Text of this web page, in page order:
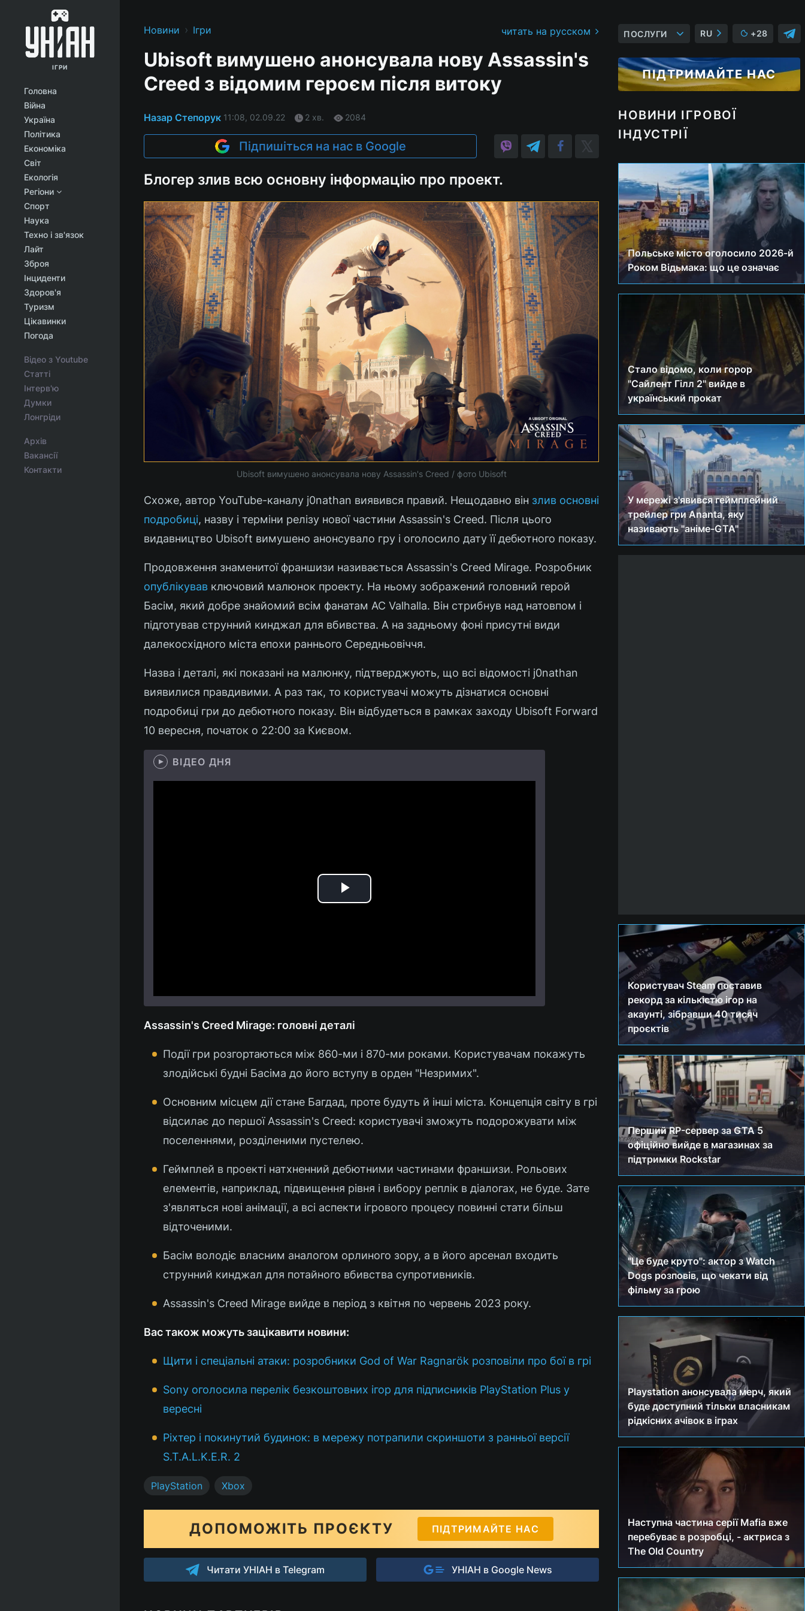
ІГРИ
Головна
Війна
Україна
Політика
Економіка
Світ
Екологія
Регіони
Спорт
Наука
Техно і зв'язок
Лайт
Зброя
Інциденти
Здоров'я
Туризм
Цікавинки
Погода
Відео з Youtube
Статті
Інтерв'ю
Думки
Лонгріди
Архів
Вакансії
Контакти
Новини › Ігри читать на русском
Ubisoft вимушено анонсувала нову Assassin's
Creed з відомим героєм після витоку
Назар Степорук 11:08, 02.09.22 2 хв. 2084
Підпишіться на нас в Google
Блогер злив всю основну інформацію про проект.
Ubisoft вимушено анонсувала нову Assassin's Creed / фото Ubisoft
Схоже, автор YouTube-каналу j0nathan виявився правий. Нещодавно він злив основні
подробиці, назву і терміни релізу нової частини Assassin's Creed. Після цього
видавництво Ubisoft вимушено анонсувало гру і оголосило дату її дебютного показу.
Продовження знаменитої франшизи називається Assassin's Creed Mirage. Розробник
опублікував ключовий малюнок проекту. На ньому зображений головний герой
Басім, який добре знайомий всім фанатам AC Valhalla. Він стрибнув над натовпом і
підготував струнний кинджал для вбивства. А на задньому фоні присутні види
далекосхідного міста епохи раннього Середньовіччя.
Назва і деталі, які показані на малюнку, підтверджують, що всі відомості j0nathan
виявилися правдивими. А раз так, то користувачі можуть дізнатися основні
подробиці гри до дебютного показу. Він відбудеться в рамках заходу Ubisoft Forward
10 вересня, початок о 22:00 за Києвом.
ВІДЕО ДНЯ
Play
Assassin's Creed Mirage: головні деталі
Події гри розгортаються між 860-ми і 870-ми роками. Користувачам покажуть
злодійські будні Басіма до його вступу в орден "Незримих".
Основним місцем дії стане Багдад, проте будуть й інші міста. Концепція світу в грі
відсилає до першої Assassin's Creed: користувачі зможуть подорожувати між
поселеннями, розділеними пустелею.
Геймплей в проекті натхненний дебютними частинами франшизи. Рольових
елементів, наприклад, підвищення рівня і вибору реплік в діалогах, не буде. Зате
з'являться нові анімації, а всі аспекти ігрового процесу повинні стати більш
відточеними.
Басім володіє власним аналогом орлиного зору, а в його арсенал входить
струнний кинджал для потайного вбивства супротивників.
Assassin's Creed Mirage вийде в період з квітня по червень 2023 року.
Вас також можуть зацікавити новини:
Щити і спеціальні атаки: розробники God of War Ragnarök розповіли про бої в грі
Sony оголосила перелік безкоштовних ігор для підписників PlayStation Plus у
вересні
Ріхтер і покинутий будинок: в мережу потрапили скриншоти з ранньої версії
S.T.A.L.K.E.R. 2
PlayStation Xbox
ДОПОМОЖІТЬ ПРОЄКТУ ПІДТРИМАЙТЕ НАС
Читати УНІАН в Telegram УНІАН в Google News
ПОСЛУГИ RU +28
ПІДТРИМАЙТЕ НАС
НОВИНИ ІГРОВОЇ
ІНДУСТРІЇ
Польське місто оголосило 2026-й
Роком Відьмака: що це означає
Стало відомо, коли горор
"Сайлент Гілл 2" вийде в
український прокат
У мережі з'явився геймплейний
трейлер гри Ananta, яку
називають "аніме-GTA"
Користувач Steam поставив
рекорд за кількістю ігор на
акаунті, зібравши 40 тисяч
проєктів
Перший RP-сервер за GTA 5
офіційно вийде в магазинах за
підтримки Rockstar
"Це буде круто": актор з Watch
Dogs розповів, що чекати від
фільму за грою
Playstation анонсувала мерч, який
буде доступний тільки власникам
рідкісних ачівок в іграх
Наступна частина серії Mafia вже
перебуває в розробці, - актриса з
The Old Country